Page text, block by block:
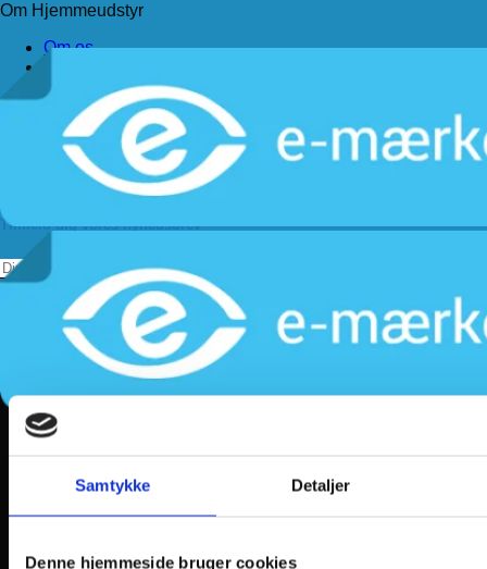
Samtykke Detaljer
Denne hjemmeside bruger cookies
Om Hjemmeudstyr
Om os
Levering
Kundeservice
Returnering
Privatlivspolitik
Tilmeld dig vores nyhedsbrev